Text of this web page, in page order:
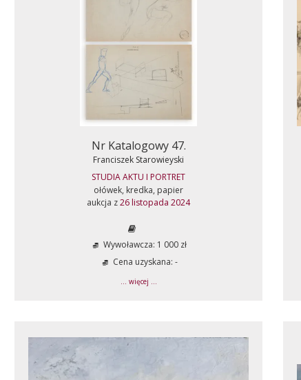
Nr Katalogowy 47.
Franciszek Starowieyski
STUDIA AKTU I PORTRET
ołówek, kredka, papier
aukcja z26 listopada 2024
Wywoławcza: 1 000 zł
Cena uzyskana: -
... więcej ...